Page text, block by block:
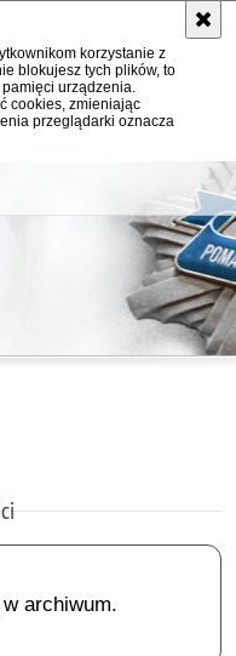
korzystanie z
blokujesz tych plików, to
urządzenia.
cookies, zmieniając
przeglądarki oznacza
archiwum.